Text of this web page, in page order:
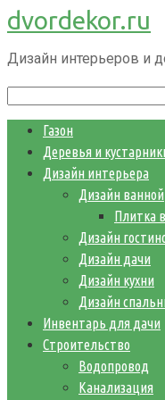
Перейти
к
контенту
dvordekor.ru
Дизайн интерьеров и
Газон
Деревья и
Дизайн интерьера
Дизайн ванной
Плитка
Дизайн
Дизайн дачи
Дизайн кухни
Дизайн
Инвентарь для дачи
Строительство
Водопровод
Канализация